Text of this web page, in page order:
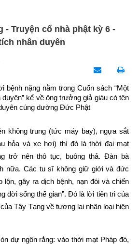
- Truyện cổ nhà phật kỳ 6 -
nhân duyên
bệnh nặng nằm trong Cuốn sách “Một
kể về ông trưởng giả giàu có tên
cúng dường Đức Phật
không trung (tức máy bay), ngựa sắt
hỏa và xe hơi) thì đó là thời đại mạt
trở nên thô tục, buông thả. Đàn bà
nữa. Các tu sĩ không giữ giới và đức
lộn, gây ra dịch bệnh, nạn đói và chiến
đời sống thế gian”. Đó là lời tiên tri của
Tây Tạng về tương lai nhân loại hiện
dự ngôn rằng: vào thời mạt Pháp đó,